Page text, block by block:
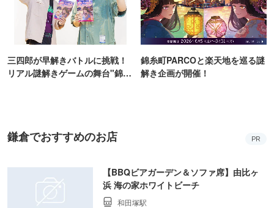
三四郎が早解きバトルに挑戦！
リアル謎解きゲームの舞台"錦糸
錦糸町PARCOと楽天地を巡る謎
解き企画が開催！
鎌倉でおすすめのお店 PR
【BBQビアガーデン＆ソファ席】由比ヶ
浜 海の家ホワイトビーチ
和田塚駅